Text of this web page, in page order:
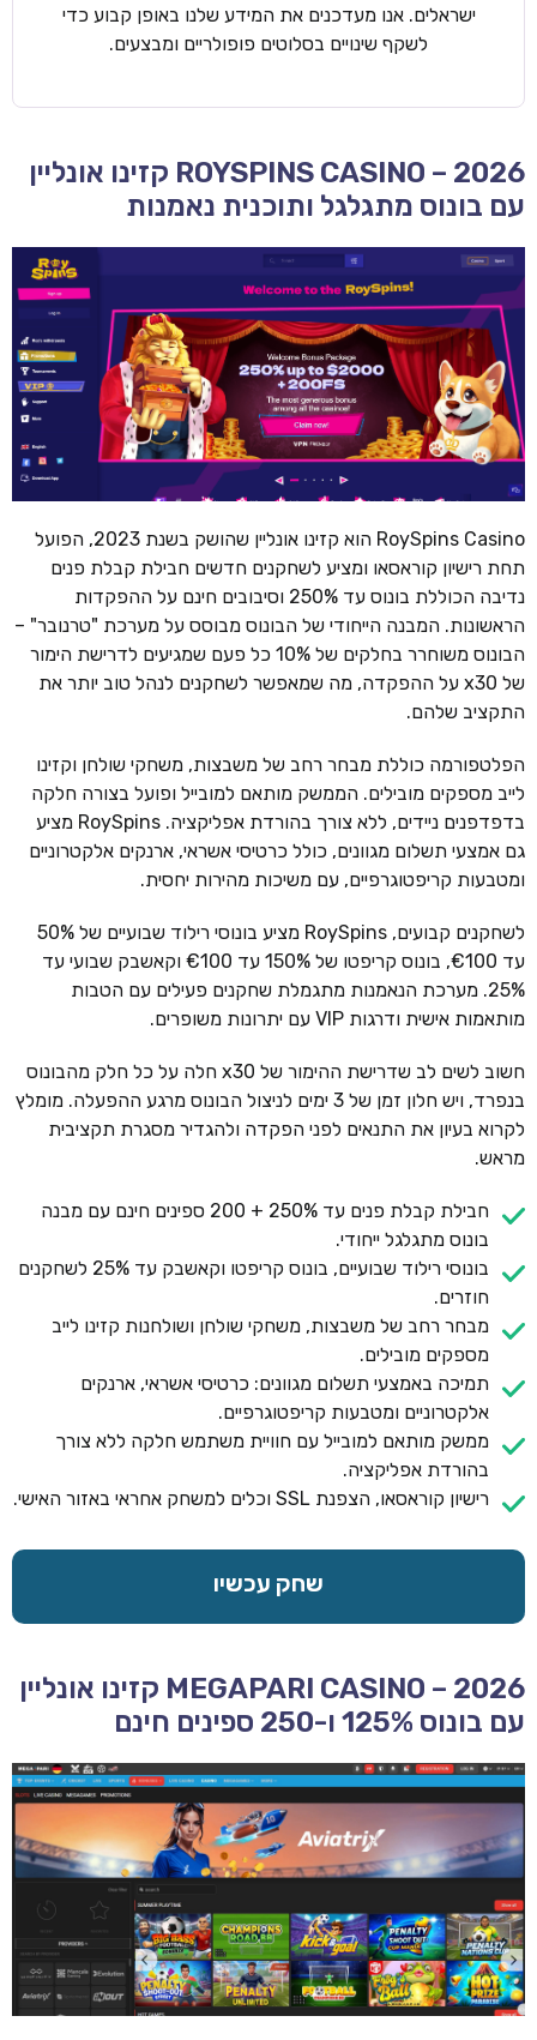
ישראלים. אנו מעדכנים את המידע שלנו באופן קבוע כדי
לשקף שינויים בסלוטים פופולריים ומבצעים.
ROYSPINS CASINO – 2026 קזינו אונליין
עם בונוס מתגלגל ותוכנית נאמנות
RoySpins Casino הוא קזינו אונליין שהושק בשנת 2023, הפועל
תחת רישיון קוראסאו ומציע לשחקנים חדשים חבילת קבלת פנים
נדיבה הכוללת בונוס עד 250% וסיבובים חינם על ההפקדות
הראשונות. המבנה הייחודי של הבונוס מבוסס על מערכת "טרנובר" –
הבונוס משוחרר בחלקים של 10% כל פעם שמגיעים לדרישת הימור
של x30 על ההפקדה, מה שמאפשר לשחקנים לנהל טוב יותר את
התקציב שלהם.
הפלטפורמה כוללת מבחר רחב של משבצות, משחקי שולחן וקזינו
לייב מספקים מובילים. הממשק מותאם למובייל ופועל בצורה חלקה
בדפדפנים ניידים, ללא צורך בהורדת אפליקציה. RoySpins מציע
גם אמצעי תשלום מגוונים, כולל כרטיסי אשראי, ארנקים אלקטרוניים
ומטבעות קריפטוגרפיים, עם משיכות מהירות יחסית.
לשחקנים קבועים, RoySpins מציע בונוסי רילוד שבועיים של 50%
עד €100, בונוס קריפטו של 150% עד €100 וקאשבק שבועי עד
25%. מערכת הנאמנות מתגמלת שחקנים פעילים עם הטבות
מותאמות אישית ודרגות VIP עם יתרונות משופרים.
חשוב לשים לב שדרישת ההימור של x30 חלה על כל חלק מהבונוס
בנפרד, ויש חלון זמן של 3 ימים לניצול הבונוס מרגע ההפעלה. מומלץ
לקרוא בעיון את התנאים לפני הפקדה ולהגדיר מסגרת תקציבית
מראש.
חבילת קבלת פנים עד 250% + 200 ספינים חינם עם מבנה
בונוס מתגלגל ייחודי.
בונוסי רילוד שבועיים, בונוס קריפטו וקאשבק עד 25% לשחקנים
חוזרים.
מבחר רחב של משבצות, משחקי שולחן ושולחנות קזינו לייב
מספקים מובילים.
תמיכה באמצעי תשלום מגוונים: כרטיסי אשראי, ארנקים
אלקטרוניים ומטבעות קריפטוגרפיים.
ממשק מותאם למובייל עם חוויית משתמש חלקה ללא צורך
בהורדת אפליקציה.
רישיון קוראסאו, הצפנת SSL וכלים למשחק אחראי באזור האישי.
שחק עכשיו
MEGAPARI CASINO – 2026 קזינו אונליין
עם בונוס 125% ו-250 ספינים חינם